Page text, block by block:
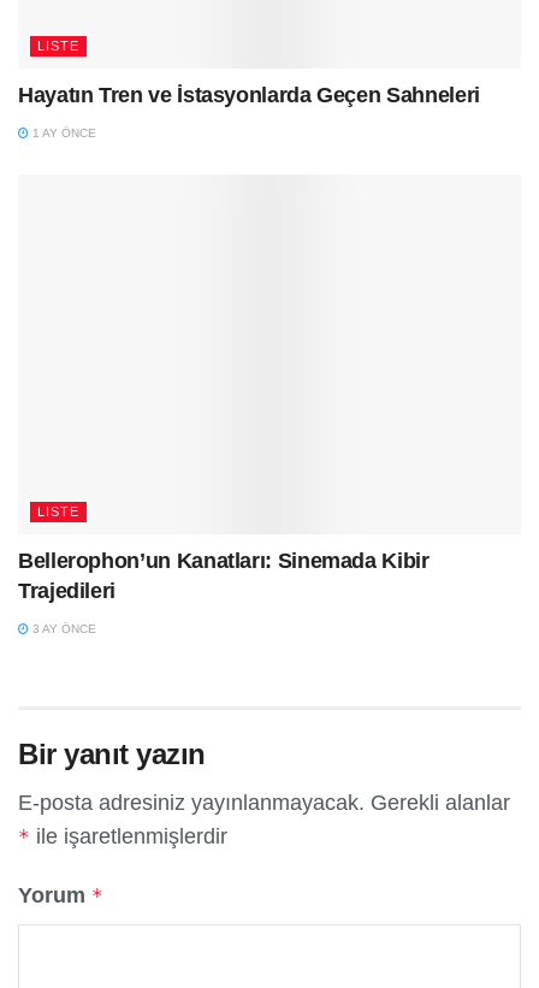
LISTE
Hayatın Tren ve İstasyonlarda Geçen Sahneleri
1 AY ÖNCE
LISTE
Bellerophon’un Kanatları: Sinemada Kibir
Trajedileri
3 AY ÖNCE
Bir yanıt yazın
E-posta adresiniz yayınlanmayacak. Gerekli alanlar
* ile işaretlenmişlerdir
Yorum *